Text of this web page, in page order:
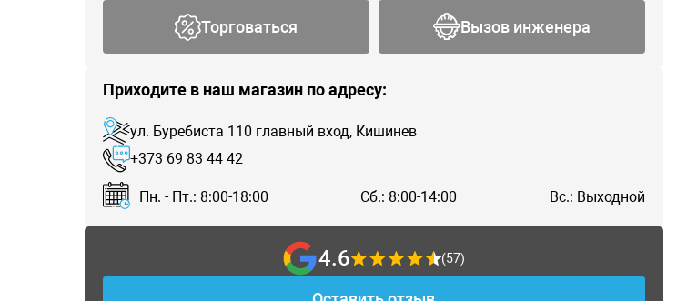
Торговаться Вызов инженера
Приходите в наш магазин по адресу:
ул. Буребиста 110 главный вход, Кишинев
+373 69 83 44 42
Пн. - Пт.: 8:00-18:00 Сб.: 8:00-14:00 Вс.: Выходной
4.6 (57)